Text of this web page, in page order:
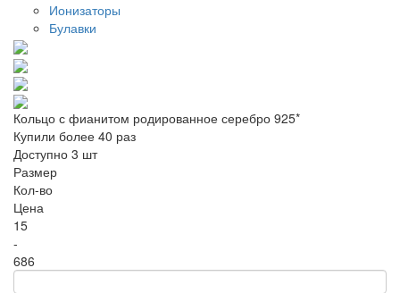
Ионизаторы
Булавки
Кольцо с фианитом родированное серебро 925*
Купили более 40 раз
Доступно 3 шт
Размер
Кол-во
Цена
15
-
686